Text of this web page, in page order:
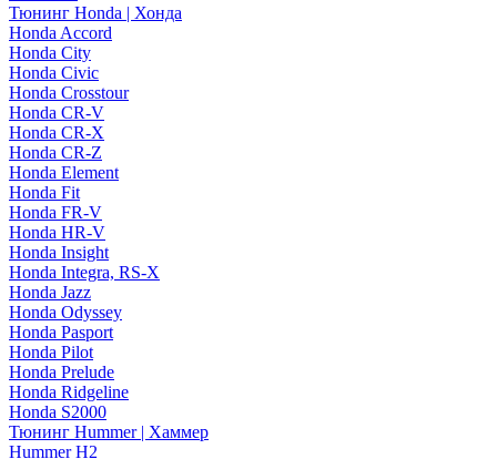
Тюнинг Honda | Хонда
Honda Accord
Honda City
Honda Civic
Honda Crosstour
Honda CR-V
Honda CR-X
Honda CR-Z
Honda Element
Honda Fit
Honda FR-V
Honda HR-V
Honda Insight
Honda Integra, RS-X
Honda Jazz
Honda Odyssey
Honda Pasport
Honda Pilot
Honda Prelude
Honda Ridgeline
Honda S2000
Тюнинг Hummer | Хаммер
Hummer H2